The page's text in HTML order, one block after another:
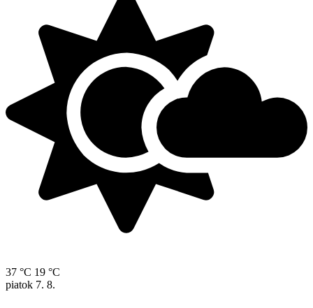
37 °C 19 °C
piatok 7. 8.